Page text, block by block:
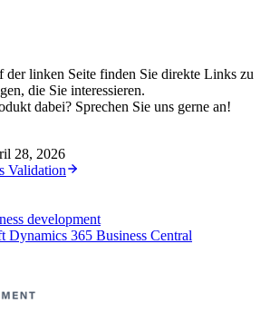
der linken Seite finden Sie direkte Links zu
die Sie interessieren.
dabei? Sprechen Sie uns gerne an!
28, 2026
Validation
development
Dynamics 365 Business Central